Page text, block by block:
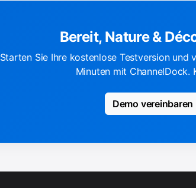
Bereit, Nature &
Starten Sie Ihre kostenlose Testversion und
Minuten mit ChannelDock.
Demo vereinbaren